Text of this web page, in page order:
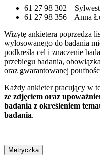
61 27 98 302 –
61 27 98 356 – Anna
Wizytę ankietera poprzedza
wylosowanego do badania
podkreśla cel i znaczenie
przebiegu badania,
oraz gwarantowanej
Każdy ankieter pracujący w
ze zdjęciem oraz
badania z określeniem
badania.
Metryczka